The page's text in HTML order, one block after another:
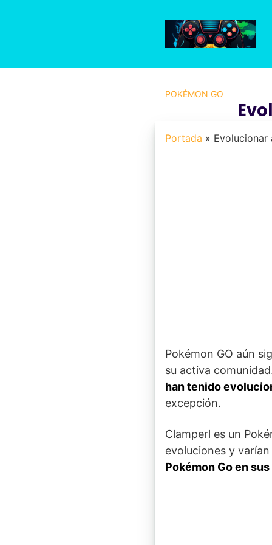
POKÉMON GO
Portada » Evolucionar
Pokémon GO aún
su activa
han tenido
excepción.
Clamperl es un
evoluciones y
Pokémon Go en